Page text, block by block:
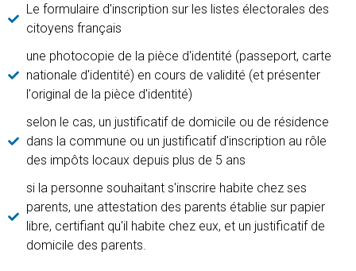
Le formulaire d'inscription sur les listes électorales des
citoyens français
une photocopie de la pièce d'identité (passeport, carte
nationale d'identité) en cours de validité (et présenter
l'original de la pièce d'identité)
selon le cas, un justificatif de domicile ou de résidence
dans la commune ou un justificatif d'inscription au rôle
des impôts locaux depuis plus de 5 ans
si la personne souhaitant s'inscrire habite chez ses
parents, une attestation des parents établie sur papier
libre, certifiant qu'il habite chez eux, et un justificatif de
domicile des parents.